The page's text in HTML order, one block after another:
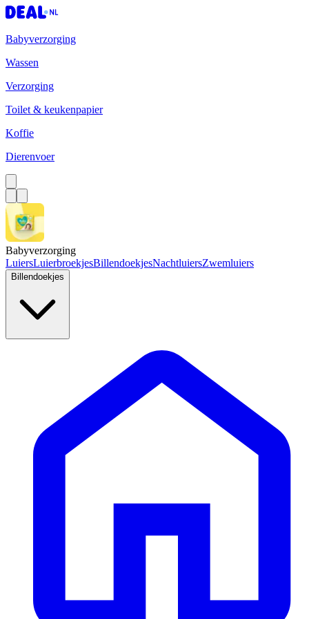
Babyverzorging
Wassen
Verzorging
Toilet & keukenpapier
Koffie
Dierenvoer
Babyverzorging
LuiersLuierbroekjesBillendoekjesNachtluiersZwemluiers
Billendoekjes